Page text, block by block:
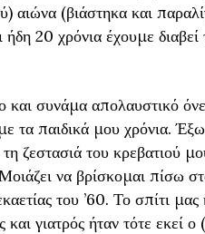
αιώνα (βιάστηκα και
20 χρόνια έχουμε διαβεί
και συνάμα απολαυστικό
παιδικά μου χρόνια. Έξω
ζεστασιά του κρεβατιού
να βρίσκομαι πίσω
του ’60. Το σπίτι μας
γιατρός ήταν τότε εκεί ο